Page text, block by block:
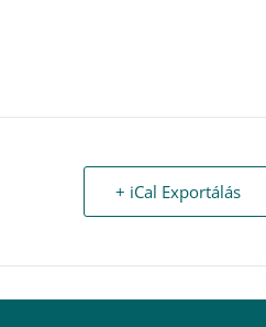
+ iCal Exportálás